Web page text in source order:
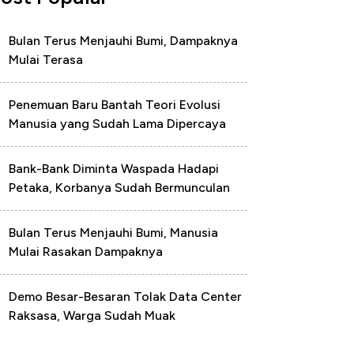
Bulan Terus Menjauhi Bumi, Dampaknya
Mulai Terasa
Penemuan Baru Bantah Teori Evolusi
Manusia yang Sudah Lama Dipercaya
Bank-Bank Diminta Waspada Hadapi
Petaka, Korbanya Sudah Bermunculan
Bulan Terus Menjauhi Bumi, Manusia
Mulai Rasakan Dampaknya
Demo Besar-Besaran Tolak Data Center
Raksasa, Warga Sudah Muak